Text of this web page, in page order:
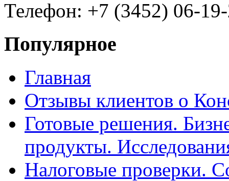
Телефон: +7 (3452) 06-
Популярное
Главная
Отзывы клиентов о
Готовые решения.
продукты.
Налоговые проверки.